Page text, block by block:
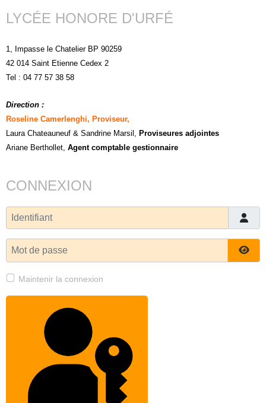
LYCÉE HONORE D'URFÉ
1, Impasse le Chatelier BP 90259
42 014 Saint Etienne Cedex 2
Tel : 04 77 57 38 58
Direction :
Roseline Camerlenghi, Proviseur,
Laura Chateauneuf & Sandrine Marsil
Proviseures adjointes
Ariane Berthollet, Agent comptable gestionnaire
CONNEXION
Identifiant
Mot de passe
Maintenir la connexion